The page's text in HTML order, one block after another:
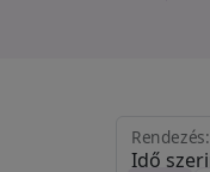
Rendezés: